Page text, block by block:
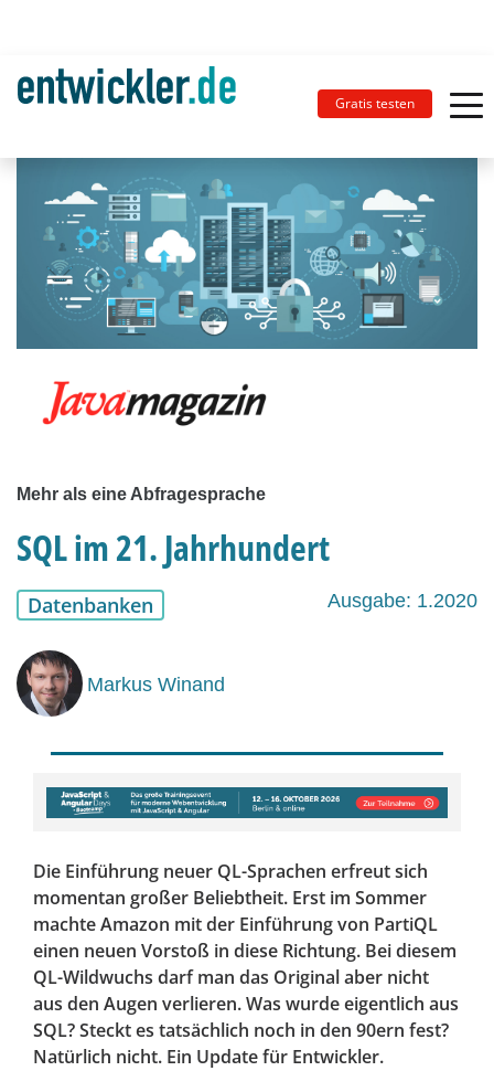
Gratis testen
Mehr als eine Abfragesprache
SQL im 21. Jahrhundert
Datenbanken Ausgabe: 1.2020
Markus Winand
Die Einführung neuer QL-Sprachen erfreut sich
momentan großer Beliebtheit. Erst im Sommer
machte Amazon mit der Einführung von PartiQL
einen neuen Vorstoß in diese Richtung. Bei diesem
QL-Wildwuchs darf man das Original aber nicht
aus den Augen verlieren. Was wurde eigentlich aus
SQL? Steckt es tatsächlich noch in den 90ern fest?
Natürlich nicht. Ein Update für Entwickler.